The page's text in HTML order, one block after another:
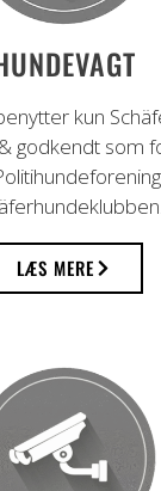
kun
godkendt som
LÆS MERE